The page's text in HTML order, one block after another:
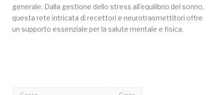
generale. Dalla gestione dello stress all’equilibrio del sonno,
questa rete intricata di recettori e neurotrasmettitori offre
un supporto essenziale per la salute mentale e fisica.